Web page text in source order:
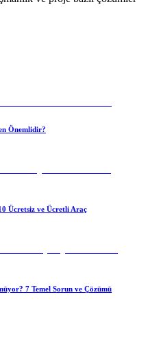
Önemlidir?
Ücretsiz ve Ücretli Araç
7 Temel Sorun ve Çözümü